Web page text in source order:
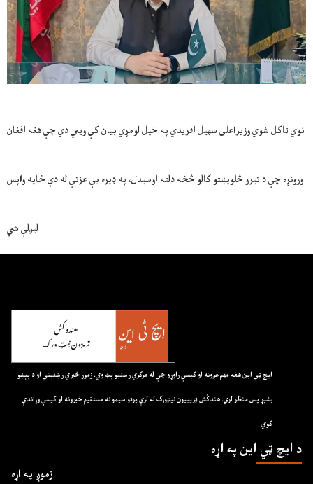
نوي ټاکل شوي وزیراعلی سهیل افریدي په خپل لومړي بیان کې ویلي دي چې هغه افغان
ورونړه چې د تیرو څلویښتو کالو څخه دلته اوسیدل، په ډیره بې عزتې له دې ځایه واپس
لیږلې شي
ايچ ټي اين هغه مهم غږونه او کيسې راوړو چې له مرکزي رسنيو پټ وي. زموږ خبري رښتيني او د پېښو
بشپړ پس منظر لري. هندکُش ټريبيون نيټورک له لرې پرتو سيمو نه مستقيم خبرونه او کيسې وړاندې
کوي
د ايچ ټي اين په اړه
زموږ په اړه